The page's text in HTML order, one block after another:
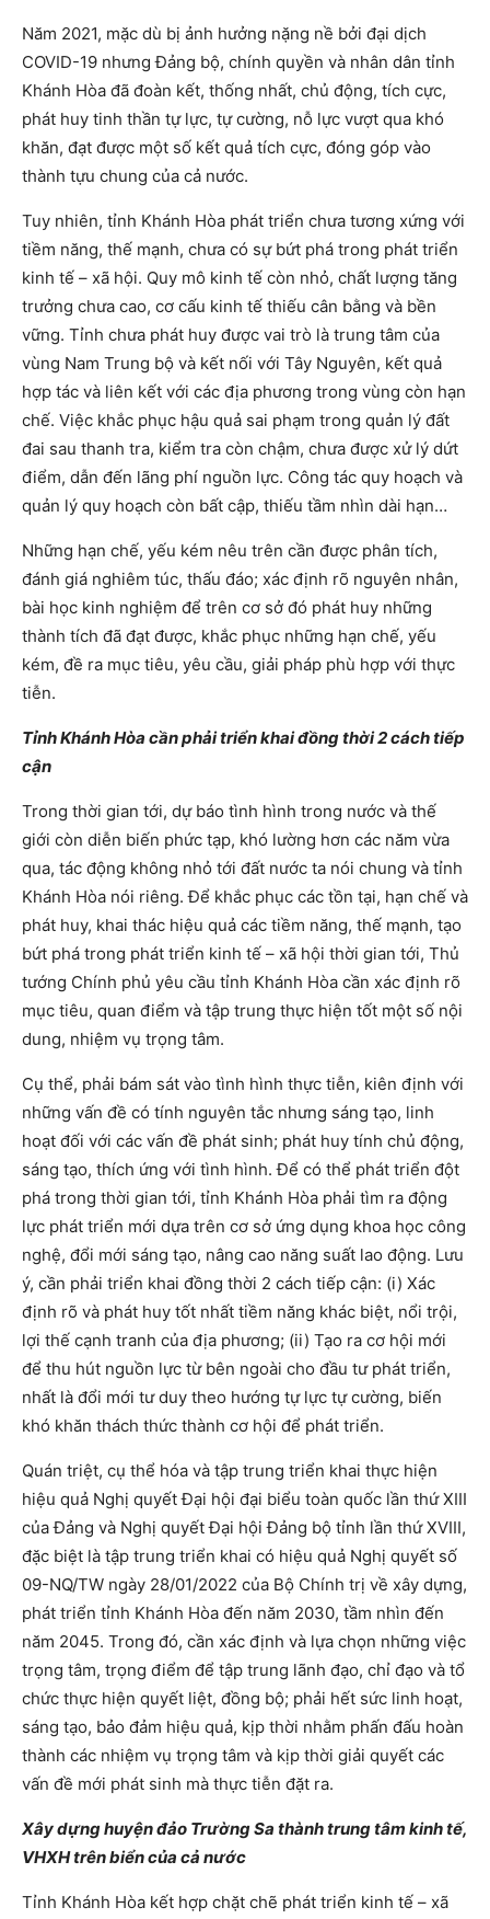
Năm 2021, mặc dù bị ảnh hưởng nặng nề bởi đại dịch
COVID-19 nhưng Đảng bộ, chính quyền và nhân dân tỉnh
Khánh Hòa đã đoàn kết, thống nhất, chủ động, tích cực,
phát huy tinh thần tự lực, tự cường, nỗ lực vượt qua khó
khăn, đạt được một số kết quả tích cực, đóng góp vào
thành tựu chung của cả nước.
Tuy nhiên, tỉnh Khánh Hòa phát triển chưa tương xứng với
tiềm năng, thế mạnh, chưa có sự bứt phá trong phát triển
kinh tế – xã hội. Quy mô kinh tế còn nhỏ, chất lượng tăng
trưởng chưa cao, cơ cấu kinh tế thiếu cân bằng và bền
vững. Tỉnh chưa phát huy được vai trò là trung tâm của
vùng Nam Trung bộ và kết nối với Tây Nguyên, kết quả
hợp tác và liên kết với các địa phương trong vùng còn hạn
chế. Việc khắc phục hậu quả sai phạm trong quản lý đất
đai sau thanh tra, kiểm tra còn chậm, chưa được xử lý dứt
điểm, dẫn đến lãng phí nguồn lực. Công tác quy hoạch và
quản lý quy hoạch còn bất cập, thiếu tầm nhìn dài hạn…
Những hạn chế, yếu kém nêu trên cần được phân tích,
đánh giá nghiêm túc, thấu đáo; xác định rõ nguyên nhân,
bài học kinh nghiệm để trên cơ sở đó phát huy những
thành tích đã đạt được, khắc phục những hạn chế, yếu
kém, đề ra mục tiêu, yêu cầu, giải pháp phù hợp với thực
tiễn.
Tỉnh Khánh Hòa cần phải triển khai đồng thời 2 cách tiếp
cận
Trong thời gian tới, dự báo tình hình trong nước và thế
giới còn diễn biến phức tạp, khó lường hơn các năm vừa
qua, tác động không nhỏ tới đất nước ta nói chung và tỉnh
Khánh Hòa nói riêng. Để khắc phục các tồn tại, hạn chế và
phát huy, khai thác hiệu quả các tiềm năng, thế mạnh, tạo
bứt phá trong phát triển kinh tế – xã hội thời gian tới, Thủ
tướng Chính phủ yêu cầu tỉnh Khánh Hòa cần xác định rõ
mục tiêu, quan điểm và tập trung thực hiện tốt một số nội
dung, nhiệm vụ trọng tâm.
Cụ thể, phải bám sát vào tình hình thực tiễn, kiên định với
những vấn đề có tính nguyên tắc nhưng sáng tạo, linh
hoạt đối với các vấn đề phát sinh; phát huy tính chủ động,
sáng tạo, thích ứng với tình hình. Để có thể phát triển đột
phá trong thời gian tới, tỉnh Khánh Hòa phải tìm ra động
lực phát triển mới dựa trên cơ sở ứng dụng khoa học công
nghệ, đổi mới sáng tạo, nâng cao năng suất lao động. Lưu
ý, cần phải triển khai đồng thời 2 cách tiếp cận: (i) Xác
định rõ và phát huy tốt nhất tiềm năng khác biệt, nổi trội,
lợi thế cạnh tranh của địa phương; (ii) Tạo ra cơ hội mới
để thu hút nguồn lực từ bên ngoài cho đầu tư phát triển,
nhất là đổi mới tư duy theo hướng tự lực tự cường, biến
khó khăn thách thức thành cơ hội để phát triển.
Quán triệt, cụ thể hóa và tập trung triển khai thực hiện
hiệu quả Nghị quyết Đại hội đại biểu toàn quốc lần thứ XIII
của Đảng và Nghị quyết Đại hội Đảng bộ tỉnh lần thứ XVIII,
đặc biệt là tập trung triển khai có hiệu quả Nghị quyết số
09-NQ/TW ngày 28/01/2022 của Bộ Chính trị về xây dựng,
phát triển tỉnh Khánh Hòa đến năm 2030, tầm nhìn đến
năm 2045. Trong đó, cần xác định và lựa chọn những việc
trọng tâm, trọng điểm để tập trung lãnh đạo, chỉ đạo và tổ
chức thực hiện quyết liệt, đồng bộ; phải hết sức linh hoạt,
sáng tạo, bảo đảm hiệu quả, kịp thời nhằm phấn đấu hoàn
thành các nhiệm vụ trọng tâm và kịp thời giải quyết các
vấn đề mới phát sinh mà thực tiễn đặt ra.
Xây dựng huyện đảo Trường Sa thành trung tâm kinh tế,
VHXH trên biển của cả nước
Tỉnh Khánh Hòa kết hợp chặt chẽ phát triển kinh tế – xã